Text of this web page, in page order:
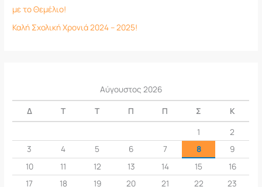
με το Θεμέλιο!
Καλή Σχολική Χρονιά 2024 – 2025!
Αύγουστος 2026
Δ
Τ Τ Π Π Σ
Κ
1
2
3
4 5 6 7 8
9
10
11 12 13 14 15
16
17
18 19 20 21 22 23